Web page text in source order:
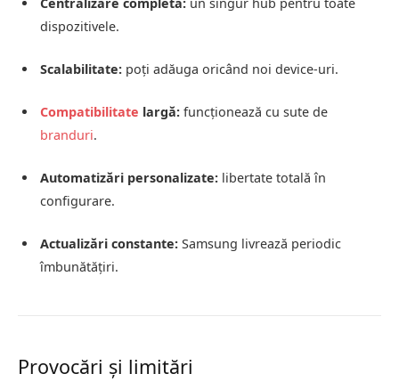
dispozitivele.
Scalabilitate: poți adăuga oricând noi device-uri.
Compatibilitate largă: funcționează cu sute de
branduri.
Automatizări personalizate: libertate totală în
configurare.
Actualizări constante: Samsung livrează periodic
îmbunătățiri.
Provocări și limitări